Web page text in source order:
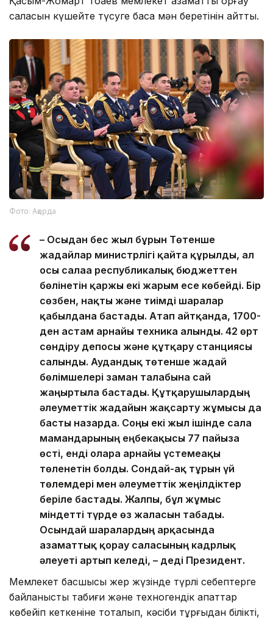
саласын күшейте түсуге баса мән беретінін айтты.
Фото: Ақорда
– Осыдан бес жыл бұрын Төтенше
жағдайлар министрлігі қайта құрылды, ал
осы салаға республикалық бюджеттен
бөлінетін қаржы екі жарым есе көбейді. Бір
сөзбен, нақты және тиімді шаралар
қабылдана бастады. Атап айтқанда, 1700-
ден астам арнайы техника алынды. 42 өрт
сөндіру депосы және құтқару станциясы
салынды. Аудандық төтенше жағдай
бөлімшелері заман талабына сай
жаңғыртыла бастады. Құтқарушылардың
әлеуметтік жағдайын жақсарту жұмысы да
басты назарда. Соңғы екі жыл ішінде сала
мамандарының еңбекақысы 77 пайызға
өсті, енді оларға арнайы үстемеақы
төленетін болды. Сондай-ақ тұрғын үй
төлемдері мен әлеуметтік жеңілдіктер
беріле бастады. Жалпы, бұл жұмыс
міндетті түрде өз жалғасын табады.
Осындай шаралардың арқасында
азаматтық қорғау саласының кадрлық
әлеуеті артып келеді, – деді Президент.
Мемлекет басшысы жер жүзінде түрлі себептерге
байланысты табиғи және техногендік апаттар
көбейіп кеткеніне тоқталып, кәсіби тұрғыдан білікті,